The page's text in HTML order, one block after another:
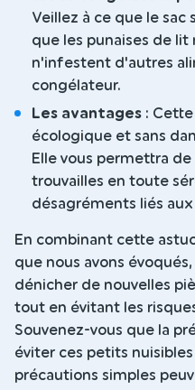
Veillez à ce que le
que les punaises de
n'infestent d'autres
congélateur.
Les avantages :
écologique et sans
Elle vous permettra
trouvailles en toute
désagréments liés
En combinant cette
que nous avons
dénicher de nouvelles
tout en évitant les
Souvenez-vous que la
éviter ces petits
précautions simples